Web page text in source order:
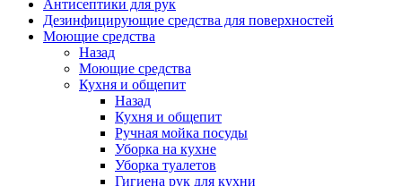
Антисептики для рук
Дезинфицирующие средства для поверхностей
Моющие средства
Назад
Моющие средства
Кухня и общепит
Назад
Кухня и общепит
Ручная мойка посуды
Уборка на кухне
Уборка туалетов
Гигиена рук для кухни